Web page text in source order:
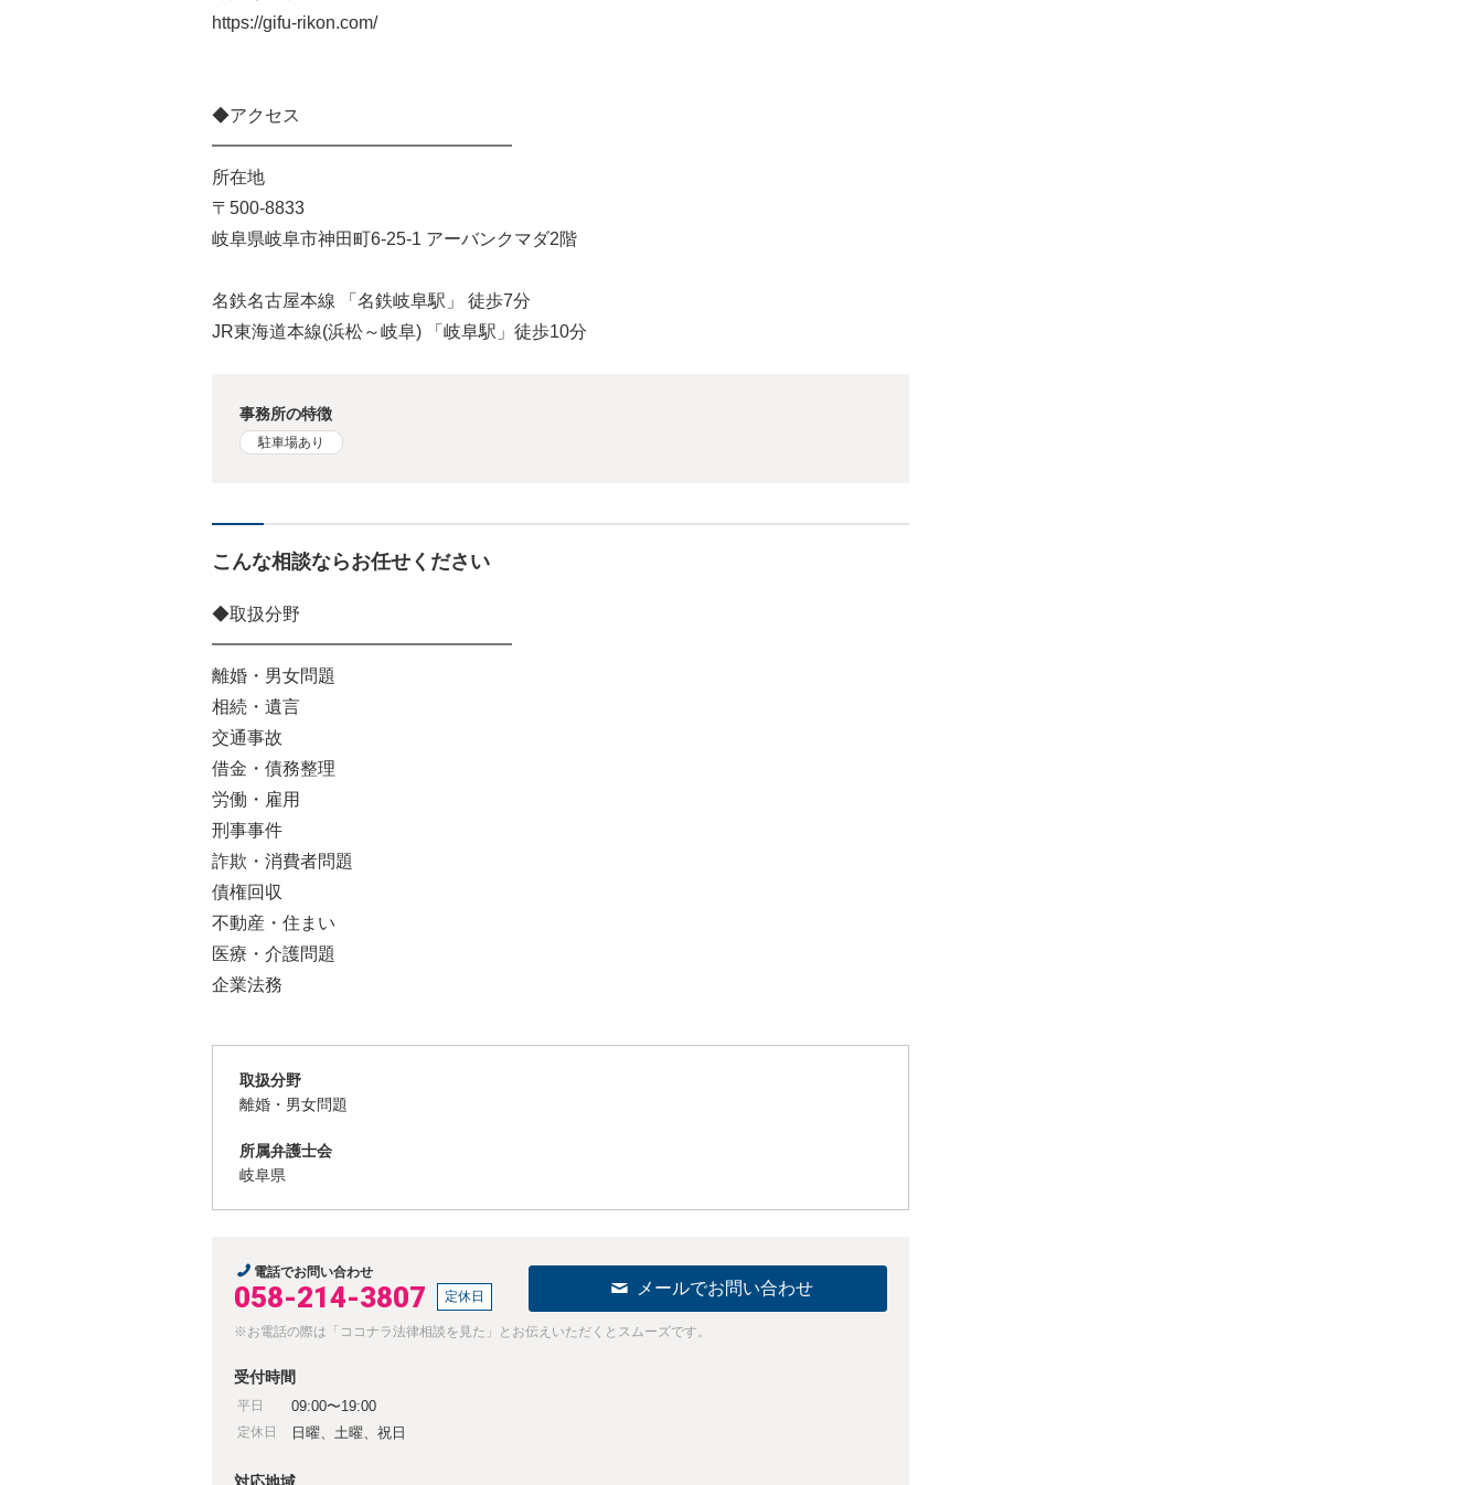
https://gifu-rikon.com/
◆アクセス
━━━━━━━━━━━━━━━━━
所在地
〒500-8833
岐阜県岐阜市神田町6-25-1 アーバンクマダ2階
名鉄名古屋本線 「名鉄岐阜駅」 徒歩7分
JR東海道本線(浜松～岐阜) 「岐阜駅」徒歩10分
事務所の特徴
駐車場あり
こんな相談ならお任せください
◆取扱分野
━━━━━━━━━━━━━━━━━
離婚・男女問題
相続・遺言
交通事故
借金・債務整理
労働・雇用
刑事事件
詐欺・消費者問題
債権回収
不動産・住まい
医療・介護問題
企業法務
取扱分野
離婚・男女問題
所属弁護士会
岐阜県
電話でお問い合わせ
058-214-3807 定休日 メールでお問い合わせ
※お電話の際は「ココナラ法律相談を見た」とお伝えいただくとスムーズです。
受付時間
平日 09:00〜19:00
定休日 日曜、土曜、祝日